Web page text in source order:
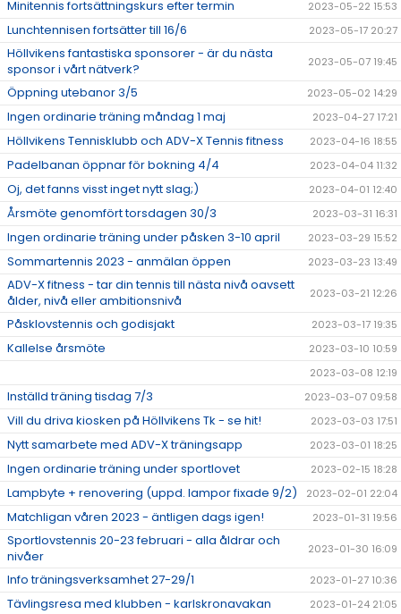
Minitennis fortsättningskurs efter termin 2023-05-22 15:53
Lunchtennisen fortsätter till 16/6 2023-05-17 20:27
Höllvikens fantastiska sponsorer - är du nästa
sponsor i vårt nätverk?
2023-05-07 19:45
Öppning utebanor 3/5 2023-05-02 14:29
Ingen ordinarie träning måndag 1 maj 2023-04-27 17:21
Höllvikens Tennisklubb och ADV-X Tennis fitness 2023-04-16 18:55
Padelbanan öppnar för bokning 4/4 2023-04-04 11:32
Oj, det fanns visst inget nytt slag;) 2023-04-01 12:40
Årsmöte genomfört torsdagen 30/3 2023-03-31 16:31
Ingen ordinarie träning under påsken 3-10 april 2023-03-29 15:52
Sommartennis 2023 - anmälan öppen 2023-03-23 13:49
ADV-X fitness - tar din tennis till nästa nivå oavsett
ålder, nivå eller ambitionsnivå
2023-03-21 12:26
Påsklovstennis och godisjakt 2023-03-17 19:35
Kallelse årsmöte
2023-03-10 10:59
2023-03-08 12:19
Inställd träning tisdag 7/3 2023-03-07 09:58
Vill du driva kiosken på Höllvikens Tk - se hit! 2023-03-03 17:51
Nytt samarbete med ADV-X träningsapp 2023-03-01 18:25
Ingen ordinarie träning under sportlovet 2023-02-15 18:28
Lampbyte + renovering (uppd. lampor fixade 9/2) 2023-02-01 22:04
Matchligan våren 2023 - äntligen dags igen! 2023-01-31 19:56
Sportlovstennis 20-23 februari - alla åldrar och
nivåer
2023-01-30 16:09
Info träningsverksamhet 27-29/1 2023-01-27 10:36
Tävlingsresa med klubben - karlskronavakan 2023-01-24 21:05